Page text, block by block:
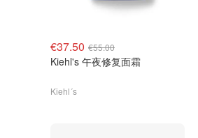
€37.50 €55.00
Kiehl's 午夜修复面霜
Kiehl´s